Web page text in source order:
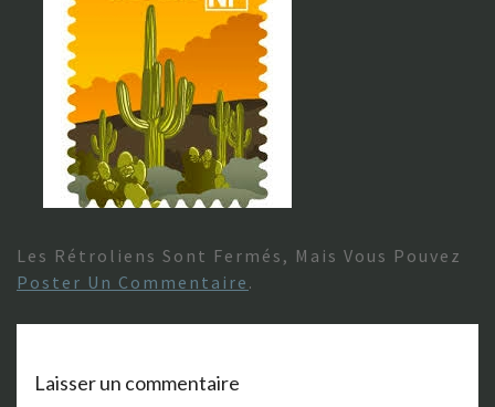
Les Rétroliens Sont Fermés, Mais Vous Pouvez
Poster Un Commentaire .
Laisser un commentaire